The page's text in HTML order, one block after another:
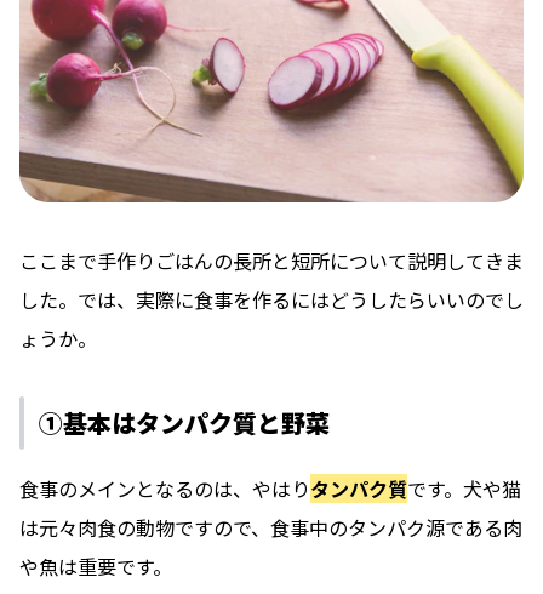
ここまで手作りごはんの長所と短所について説明してきま
した。では、実際に食事を作るにはどうしたらいいのでし
ょうか。
①基本はタンパク質と野菜
食事のメインとなるのは、やはりタンパク質です。犬や猫
は元々肉食の動物ですので、食事中のタンパク源である肉
や魚は重要です。